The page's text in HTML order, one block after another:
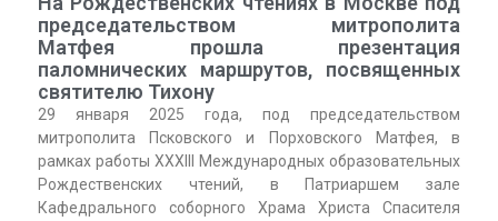
председательством митрополита
Матфея прошла презентация
паломнических маршрутов, посвященных
святителю Тихону
29 января 2025 года, под председательством
митрополита Псковского и Порховского Матфея, в
рамках работы XXXIII Международных образовательных
Рождественских чтений, в Патриаршем зале
Кафедрального соборного Храма Христа Спасителя